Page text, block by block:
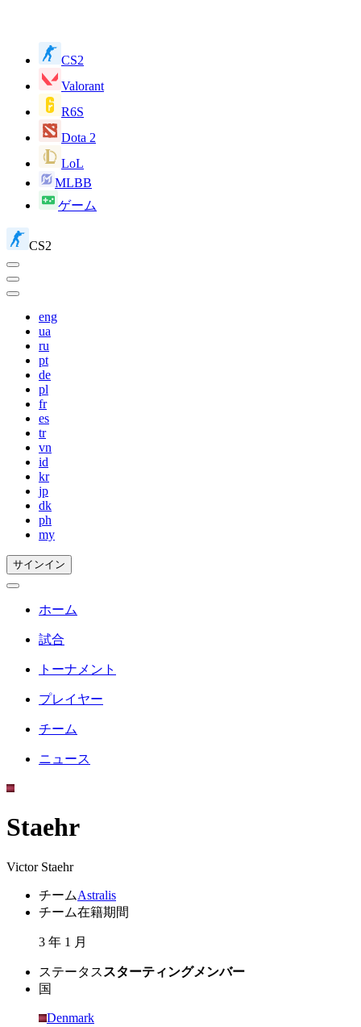
CS2
Valorant
R6S
Dota 2
LoL
MLBB
ゲーム
CS2
eng
ua
ru
pt
de
pl
fr
es
tr
vn
id
kr
jp
dk
ph
my
サインイン
ホーム
試合
トーナメント
プレイヤー
チーム
ニュース
Staehr
Victor Staehr
チームAstralis
チーム在籍期間
3 年 1 月
ステータス スターティングメンバー
国
Denmark